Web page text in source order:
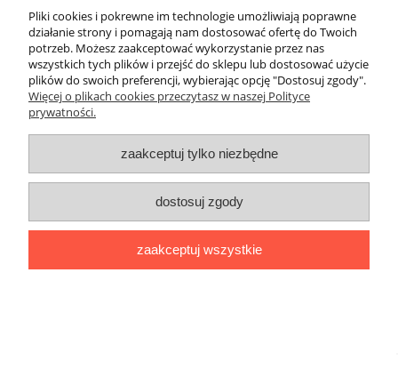
Darmowa dostawa
Darmowa dostawa (Kurier Pocztex 2.0) już od 350,00 zł.
pokaż pełną wersję strony
Sklep internetowy Shoper Premium
Pliki cookies i pokrewne im technologie umożliwiają poprawne
działanie strony i pomagają nam dostosować ofertę do Twoich
potrzeb. Możesz zaakceptować wykorzystanie przez nas
wszystkich tych plików i przejść do sklepu lub dostosować użycie
plików do swoich preferencji, wybierając opcję "Dostosuj zgody".
Więcej o plikach cookies przeczytasz w naszej Polityce
prywatności.
zaakceptuj tylko niezbędne
dostosuj zgody
zaakceptuj wszystkie